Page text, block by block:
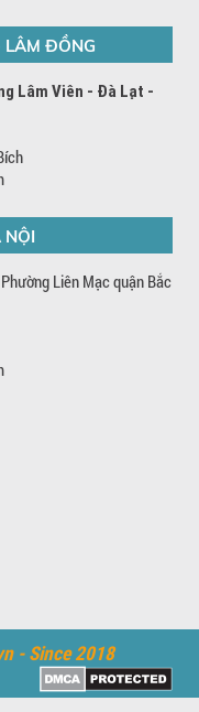
LÂM ĐỒNG
Lâm Viên - Đà Lạt -
NỘI
Liên Mạc quận Bắc
- Since 2018